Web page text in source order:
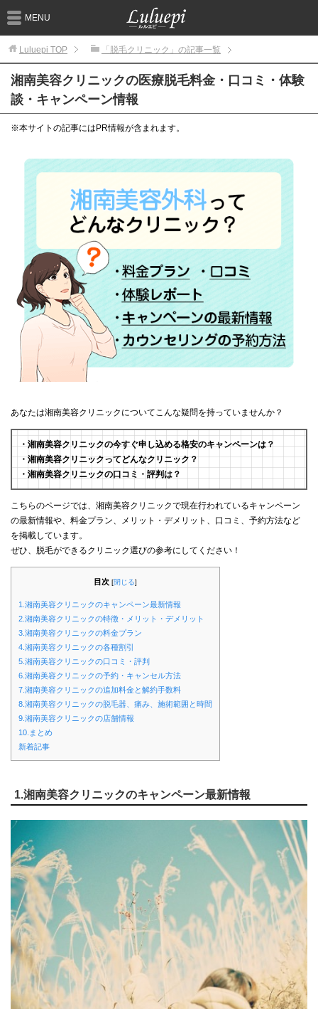
MENU
Luluepi TOP 「脱毛クリニック」の記事一覧
湘南美容クリニックの医療脱毛料金・口コミ・体験
談・キャンペーン情報
※本サイトの記事にはPR情報が含まれます。
あなたは湘南美容クリニックについてこんな疑問を持っていませんか？
・湘南美容クリニックの今すぐ申し込める格安のキャンペーンは？
・湘南美容クリニックってどんなクリニック？
・湘南美容クリニックの口コミ・評判は？
こちらのページでは、湘南美容クリニックで現在行われているキャンペーン
の最新情報や、料金プラン、メリット・デメリット、口コミ、予約方法など
を掲載しています。
ぜひ、脱毛ができるクリニック選びの参考にしてください！
目次 [閉じる]
1.湘南美容クリニックのキャンペーン最新情報
2.湘南美容クリニックの特徴・メリット・デメリット
3.湘南美容クリニックの料金プラン
4.湘南美容クリニックの各種割引
5.湘南美容クリニックの口コミ・評判
6.湘南美容クリニックの予約・キャンセル方法
7.湘南美容クリニックの追加料金と解約手数料
8.湘南美容クリニックの脱毛器、痛み、施術範囲と時間
9.湘南美容クリニックの店舗情報
10.まとめ
新着記事
1.湘南美容クリニックのキャンペーン最新情報